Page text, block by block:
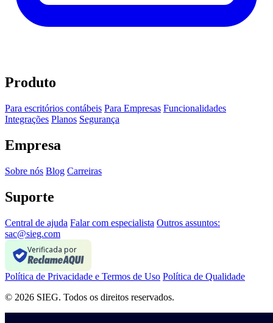
Produto
Para escritórios contábeis Para Empresas Funcionalidades
Integrações Planos Segurança
Empresa
Sobre nós Blog Carreiras
Suporte
Central de ajuda Falar com especialista Outros assuntos:
sac@sieg.com
Verificada por
Política de Privacidade e Termos de Uso Política de Qualidade
© 2026 SIEG. Todos os direitos reservados.